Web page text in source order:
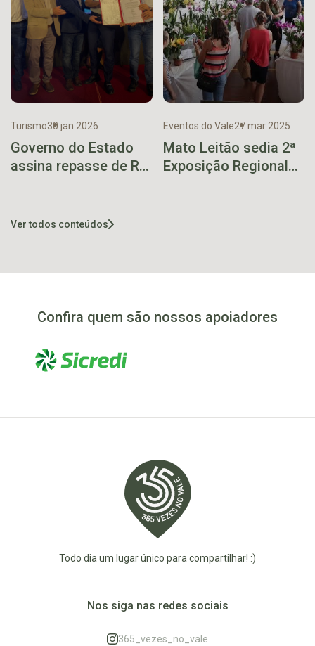
Turismo30 jan 2026
Governo do Estado
assina repasse de R$
Vales
Eventos do Vale27 mar 2025
Mato Leitão sedia 2ª
Exposição Regional
Ver todos conteúdos
Confira quem são nossos apoiadores
Todo dia um lugar único para compartilhar! :)
Nos siga nas redes sociais
365_vezes_no_vale